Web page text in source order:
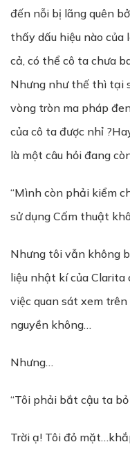
đến nỗi bị lãng quên
thấy dấu hiệu nào của
cả, có thể cô ta chưa
Nhưng như thế thì tại
vòng tròn ma pháp
của cô ta được nhỉ
là một câu hỏi đang
“Mình còn phải kiểm
sử dụng Cấm thuật
Nhưng tôi vẫn không
liệu nhật kí của Clarita
việc quan sát xem
nguyền không…
Nhưng…
“Tôi phải bắt cậu ta bỏ
Trời ạ! Tôi đỏ